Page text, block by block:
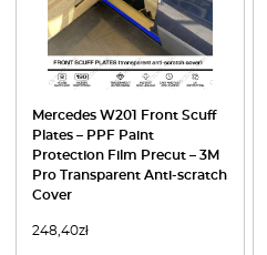
Mercedes W201 Front Scuff
Plates – PPF Paint
Protection Film Precut – 3M
Pro Transparent Anti-scratch
Cover
248,40zł